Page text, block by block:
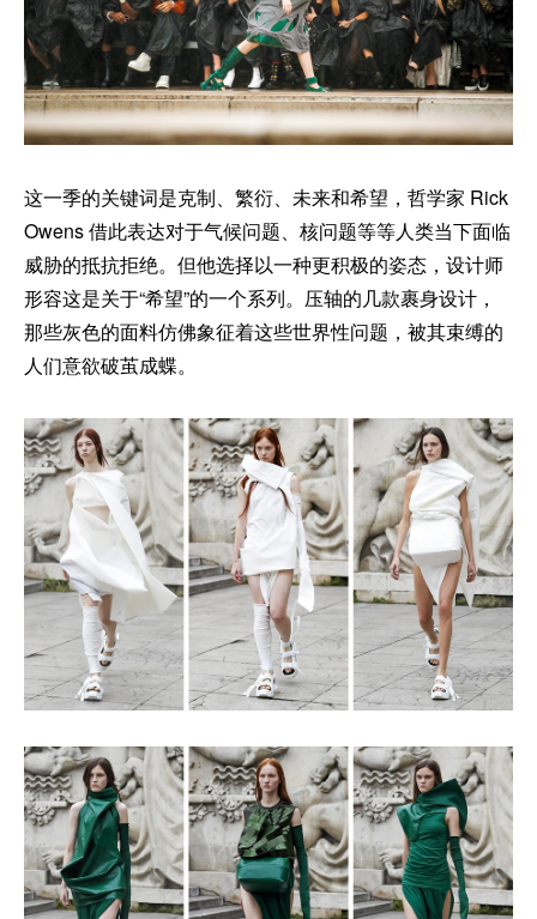
这一季的关键词是克制、繁衍、未来和希望，哲学家 Rick
Owens 借此表达对于气候问题、核问题等等人类当下面临
威胁的抵抗拒绝。但他选择以一种更积极的姿态，设计师
形容这是关于“希望”的一个系列。压轴的几款裹身设计，
那些灰色的面料仿佛象征着这些世界性问题，被其束缚的
人们意欲破茧成蝶。